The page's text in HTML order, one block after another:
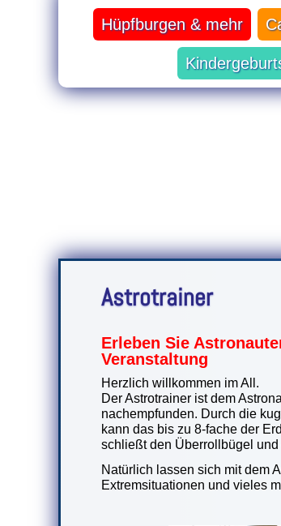
Hüpfburgen & mehr
Astrotrainer
Erleben Sie
Veranstaltung
Herzlich willkommen im All.
Der Astrotrainer ist dem
nachempfunden. Durch die
kann das bis zu 8-fache der
schließt den Überrollbügel
Natürlich lassen sich mit dem
Extremsituationen und vieles